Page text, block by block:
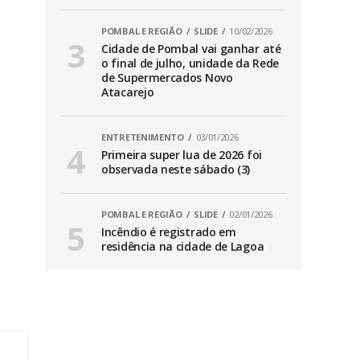
POMBAL E REGIÃO SLIDE 10/02/2026
Cidade de Pombal vai ganhar até
o final de julho, unidade da Rede
de Supermercados Novo
Atacarejo
ENTRETENIMENTO 03/01/2026
Primeira super lua de 2026 foi
observada neste sábado (3)
POMBAL E REGIÃO SLIDE 02/01/2026
Incêndio é registrado em
residência na cidade de Lagoa